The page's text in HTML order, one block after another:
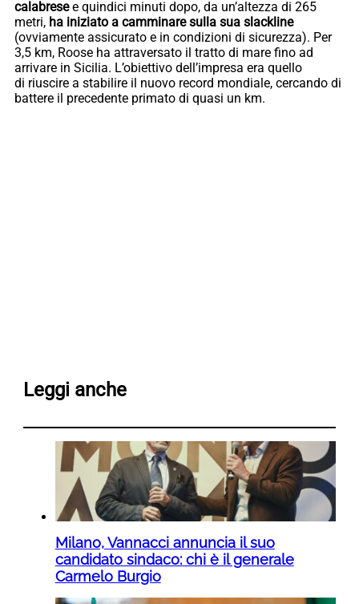
calabresee quindici minuti dopo, da un’altezza di 265
metri, ha iniziato a camminare sulla sua slackline
(ovviamente assicurato e in condizioni di sicurezza). Per
3,5 km, Roose ha attraversato il tratto di mare fino ad
arrivare in Sicilia. L’obiettivo dell’impresa era quello
di riuscire a stabilire il nuovo record mondiale, cercando di
battere il precedente primato di quasi un km.
Leggi anche
Milano, Vannacci annuncia il suo
candidato sindaco: chi è il generale
Carmelo Burgio